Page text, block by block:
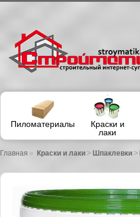
Пиломатериалы
Краски и
лаки
Главная » Краски и лаки > Шпаклевки >